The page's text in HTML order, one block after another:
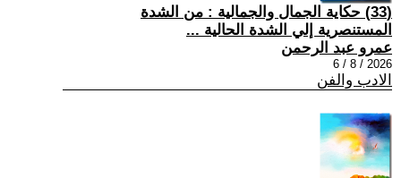
(33) حكاية الجمال والجمالية : من الشدة
المستنصرية إلي الشدة الحالية ...
عمرو عبد الرحمن
2026 / 8 / 6
الادب والفن